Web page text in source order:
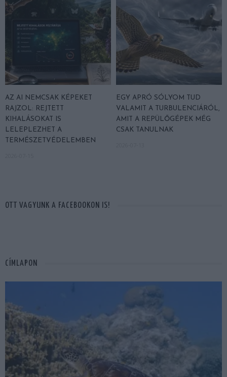
AZ AI NEMCSAK KÉPEKET
RAJZOL: REJTETT
KIHALÁSOKAT IS
LELEPLEZHET A
TERMÉSZETVÉDELEMBEN
EGY APRÓ SÓLYOM TUD
VALAMIT A TURBULENCIÁRÓL,
AMIT A REPÜLŐGÉPEK MÉG
CSAK TANULNAK
OTT VAGYUNK A FACEBOOKON IS!
CÍMLAPON